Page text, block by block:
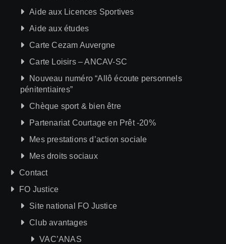
Aide aux Licences Sportives
Aide aux études
Carte Cezam Auvergne
Carte Loisirs – ANCAV-SC
Nouveau numéro “Allô écoute personnels
pénitentiaires”
Chèque sport & bien être
Partenariat Courtage en Prêt -20%
Mes prestations d’action sociale
Mes droits sociaux
Contact
FO Justice
Site national FO Justice
Club avantages
VAC’ANAS